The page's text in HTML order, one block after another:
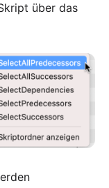
über das